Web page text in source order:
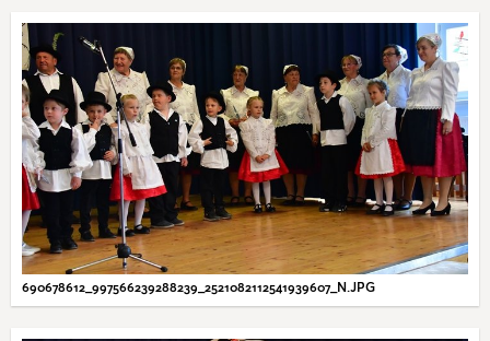
690678612_997566239288239_2521082112541939607_N.JPG